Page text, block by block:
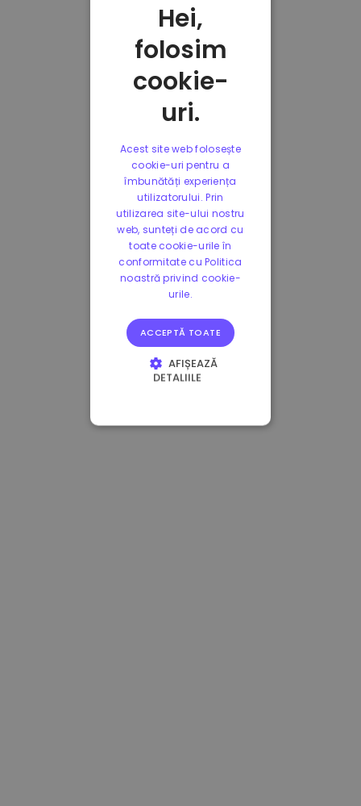
Hei,
folosim
cookie-
uri.
Acest site web folosește
cookie-uri pentru a
îmbunătăți experiența
utilizatorului. Prin
utilizarea site-ului nostru
web, sunteți de acord cu
toate cookie-urile în
conformitate cu Politica
noastră privind cookie-
urile.
ACCEPTĂ TOATE
AFIȘEAZĂ
DETALIILE